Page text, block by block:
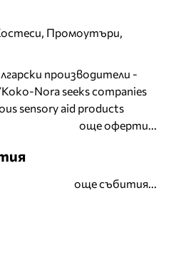
Промоутъри,
производители -
Nora seeks companies
sensory aid products
още оферти...
още събития...